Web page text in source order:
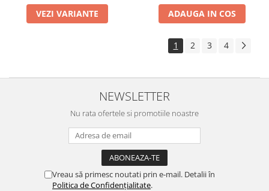
VEZI VARIANTE ADAUGA IN COS
1 2 3 4
NEWSLETTER
Nu rata ofertele si promotiile noastre
Vreau să primesc noutati prin e-mail. Detalii în
Politica de Confidențialitate.